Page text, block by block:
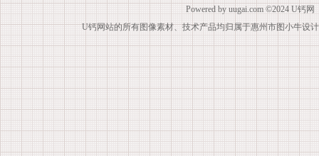
Powered by uugai.com ©2024 U钙网
U钙网站的所有图像素材、技术产品均归属于惠州市图小牛设